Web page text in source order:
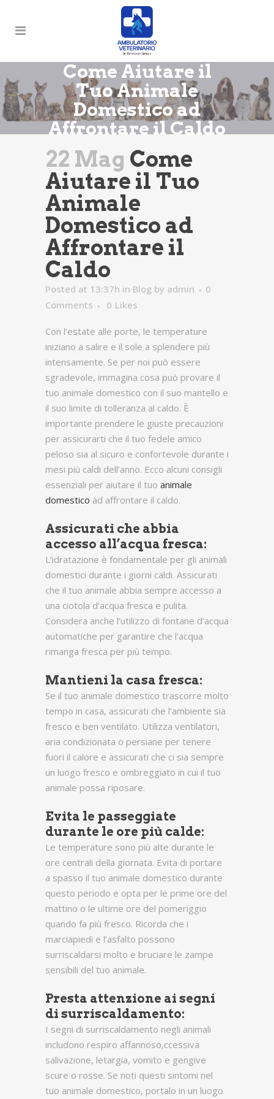
Come Aiutare il
Tuo Animale
Domestico ad
Affrontare il Caldo
22 Mag Come
Aiutare il Tuo
Animale
Domestico ad
Affrontare il
Caldo
Posted at 13:37h in Blog by admin
0
Comments
0 Likes
Con l’estate alle porte, le temperature
iniziano a salire e il sole a splendere più
intensamente. Se per noi può essere
sgradevole, immagina cosa può provare il
tuo animale domestico con il suo mantello e
il suo limite di tolleranza al caldo. È
importante prendere le giuste precauzioni
per assicurarti che il tuo fedele amico
peloso sia al sicuro e confortevole durante i
mesi più caldi dell’anno. Ecco alcuni consigli
essenziali per aiutare il tuo animale
domestico ad affrontare il caldo.
Assicurati che abbia
accesso all’acqua fresca:
L’idratazione è fondamentale per gli animali
domestici durante i giorni caldi. Assicurati
che il tuo animale abbia sempre accesso a
una ciotola d’acqua fresca e pulita.
Considera anche l’utilizzo di fontane d’acqua
automatiche per garantire che l’acqua
rimanga fresca per più tempo.
Mantieni la casa fresca:
Se il tuo animale domestico trascorre molto
tempo in casa, assicurati che l’ambiente sia
fresco e ben ventilato. Utilizza ventilatori,
aria condizionata o persiane per tenere
fuori il calore e assicurati che ci sia sempre
un luogo fresco e ombreggiato in cui il tuo
animale possa riposare.
Evita le passeggiate
durante le ore più calde:
Le temperature sono più alte durante le
ore centrali della giornata. Evita di portare
a spasso il tuo animale domestico durante
questo periodo e opta per le prime ore del
mattino o le ultime ore del pomeriggio
quando fa più fresco. Ricorda che i
marciapiedi e l’asfalto possono
surriscaldarsi molto e bruciare le zampe
sensibili del tuo animale.
Presta attenzione ai segni
di surriscaldamento:
I segni di surriscaldamento negli animali
includono respiro affannoso,ccessiva
salivazione, letargia, vomito e gengive
scure o rosse. Se noti questi sintomi nel
tuo animale domestico, portalo in un luogo